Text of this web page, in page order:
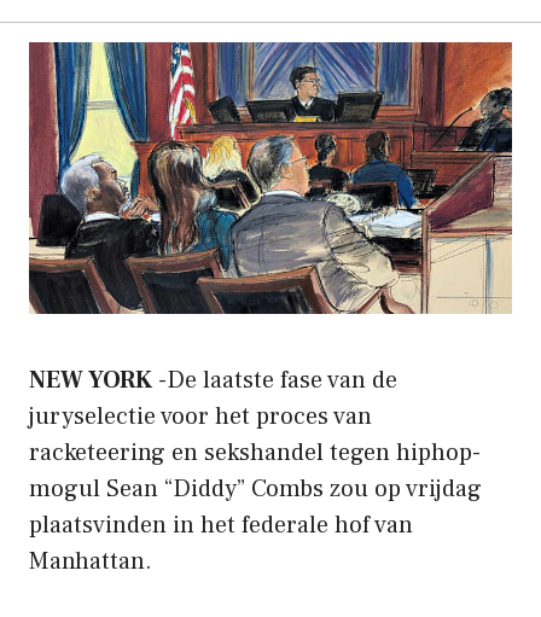
NEW YORK -De laatste fase van de
juryselectie voor het proces van
racketeering en sekshandel tegen hiphop-
mogul Sean “Diddy” Combs zou op vrijdag
plaatsvinden in het federale hof van
Manhattan.